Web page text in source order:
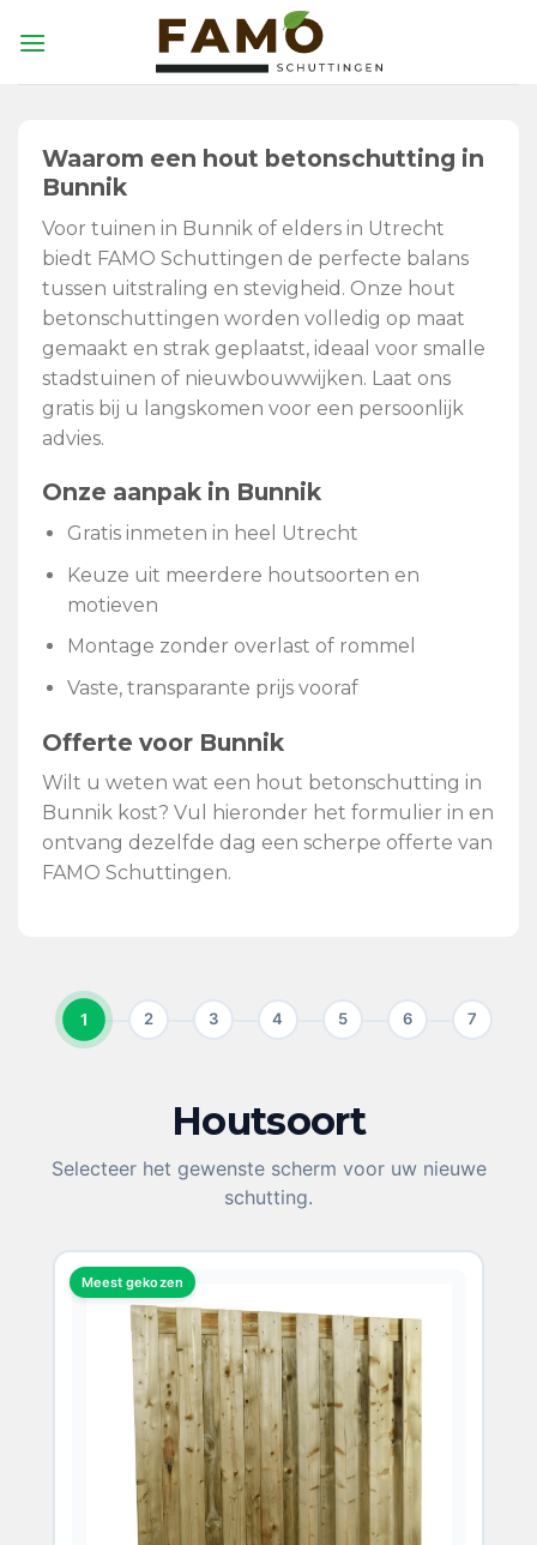
Waarom een hout betonschutting in
Bunnik
Voor tuinen in Bunnik of elders in Utrecht
biedt FAMO Schuttingen de perfecte balans
tussen uitstraling en stevigheid. Onze hout
betonschuttingen worden volledig op maat
gemaakt en strak geplaatst, ideaal voor smalle
stadstuinen of nieuwbouwwijken. Laat ons
gratis bij u langskomen voor een persoonlijk
advies.
Onze aanpak in Bunnik
Gratis inmeten in heel Utrecht
Keuze uit meerdere houtsoorten en
motieven
Montage zonder overlast of rommel
Vaste, transparante prijs vooraf
Offerte voor Bunnik
Wilt u weten wat een hout betonschutting in
Bunnik kost? Vul hieronder het formulier in en
ontvang dezelfde dag een scherpe offerte van
FAMO Schuttingen.
1 2 3 4 5 6 7
KIES UW HOUTSOORTHoutsoort
Selecteer het gewenste scherm voor uw nieuwe
schutting.
Meest gekozen